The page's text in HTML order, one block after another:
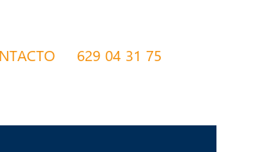
629 04 31 75